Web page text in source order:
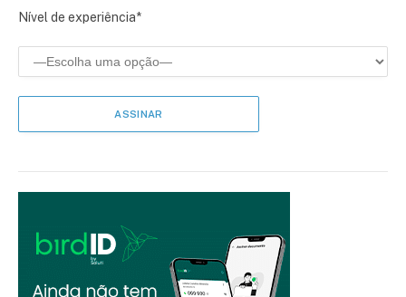
Nível de experiência*